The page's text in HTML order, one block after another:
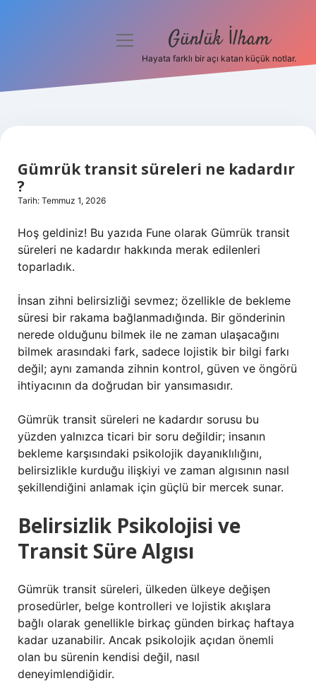
menüyü
Günlük İlham
Hayata farklı bir açı katan küçük notlar.
Gümrük transit süreleri ne kadardır
?
Tarih: Temmuz 1, 2026
Hoş geldiniz! Bu yazıda Fune olarak Gümrük transit
süreleri ne kadardır hakkında merak edilenleri
toparladık.
İnsan zihni belirsizliği sevmez; özellikle de bekleme
süresi bir rakama bağlanmadığında. Bir gönderinin
nerede olduğunu bilmek ile ne zaman ulaşacağını
bilmek arasındaki fark, sadece lojistik bir bilgi farkı
değil; aynı zamanda zihnin kontrol, güven ve öngörü
ihtiyacının da doğrudan bir yansımasıdır.
Gümrük transit süreleri ne kadardır sorusu bu
yüzden yalnızca ticari bir soru değildir; insanın
bekleme karşısındaki psikolojik dayanıklılığını,
belirsizlikle kurduğu ilişkiyi ve zaman algısının nasıl
şekillendiğini anlamak için güçlü bir mercek sunar.
Belirsizlik Psikolojisi ve
Transit Süre Algısı
Gümrük transit süreleri, ülkeden ülkeye değişen
prosedürler, belge kontrolleri ve lojistik akışlara
bağlı olarak genellikle birkaç günden birkaç haftaya
kadar uzanabilir. Ancak psikolojik açıdan önemli
olan bu sürenin kendisi değil, nasıl
deneyimlendiğidir.